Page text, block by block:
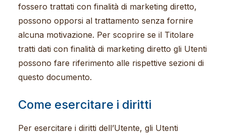
fossero trattati con finalità di marketing diretto,
possono opporsi al trattamento senza fornire
alcuna motivazione. Per scoprire se il Titolare
tratti dati con finalità di marketing diretto gli Utenti
possono fare riferimento alle rispettive sezioni di
questo documento.
Come esercitare i diritti
Per esercitare i diritti dell’Utente, gli Utenti